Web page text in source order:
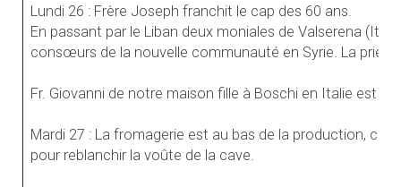
Lundi 26 : Frère Joseph franchit le cap des 60 ans.
En passant par le Liban deux moniales de Valserena
consœurs de la nouvelle communauté en Syrie. La
Fr. Giovanni de notre maison fille à Boschi en Italie est
Mardi 27 : La fromagerie est au bas de la production,
pour reblanchir la voûte de la cave.